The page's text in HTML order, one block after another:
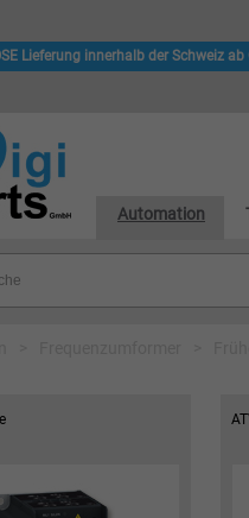
Lieferung innerhalb der Schweiz
Automation